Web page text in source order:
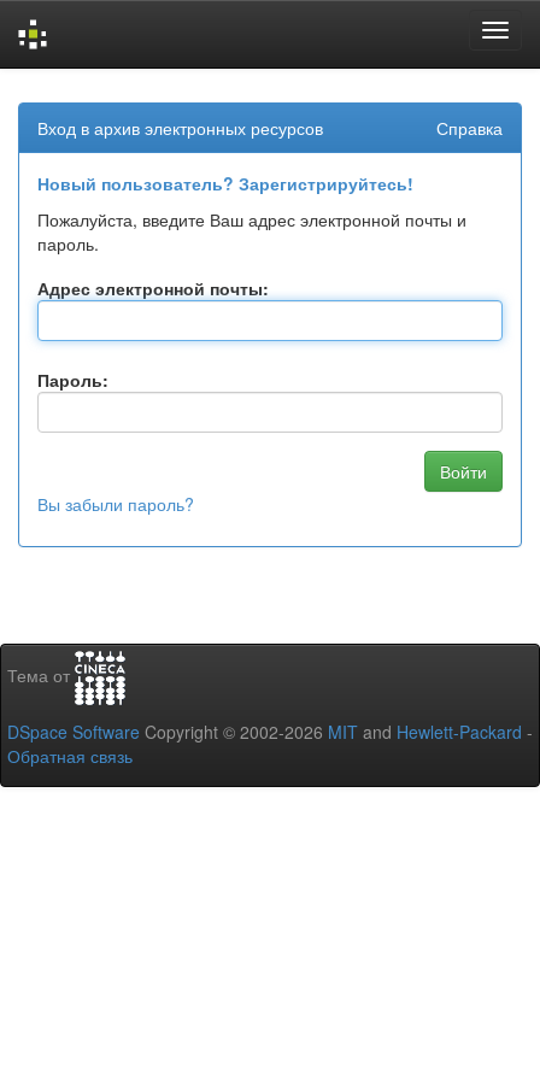
navigation
Вход в архив электронных ресурсов Справка
Новый пользователь? Зарегистрируйтесь!
Пожалуйста, введите Ваш адрес электронной почты и
пароль.
Адрес электронной почты:
Пароль:
Вы забыли пароль?
Тема от
DSpace Software Copyright © 2002-2026 MIT and Hewlett-Packard -
Обратная связь